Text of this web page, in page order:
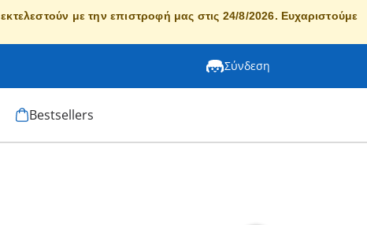
με την επιστροφή μας στις 24/8/2026. Ευχαριστούμε
Σύνδεση
Bestsellers